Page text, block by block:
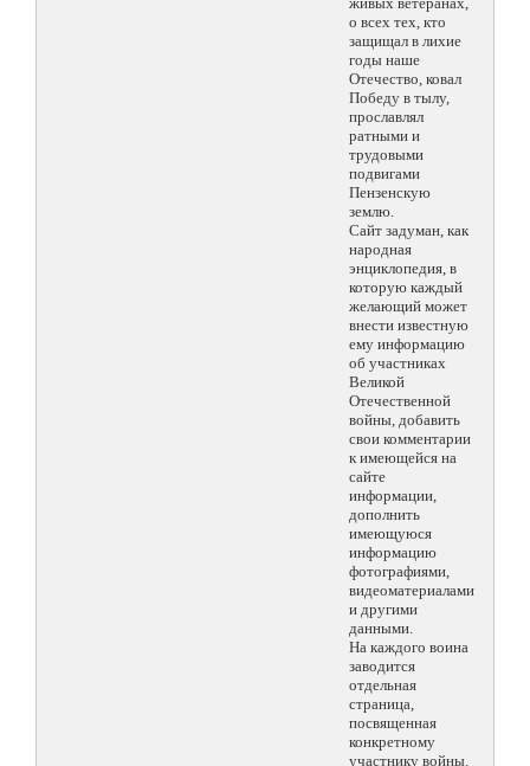
о всех тех, кто
защищал в лихие
годы наше
Отечество, ковал
Победу в тылу,
прославлял
ратными и
трудовыми
подвигами
Пензенскую
землю.
Сайт задуман, как
народная
энциклопедия, в
которую каждый
желающий может
внести известную
ему информацию
об участниках
Великой
Отечественной
войны, добавить
свои комментарии
к имеющейся на
сайте
информации,
дополнить
имеющуюся
информацию
фотографиями,
видеоматериалами
и другими
данными.
На каждого воина
заводится
отдельная
страница,
посвященная
конкретному
участнику войны.